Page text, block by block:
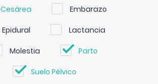
Cesárea Embarazo
Epidural Lactancia
Molestia Parto
Suelo Pélvico